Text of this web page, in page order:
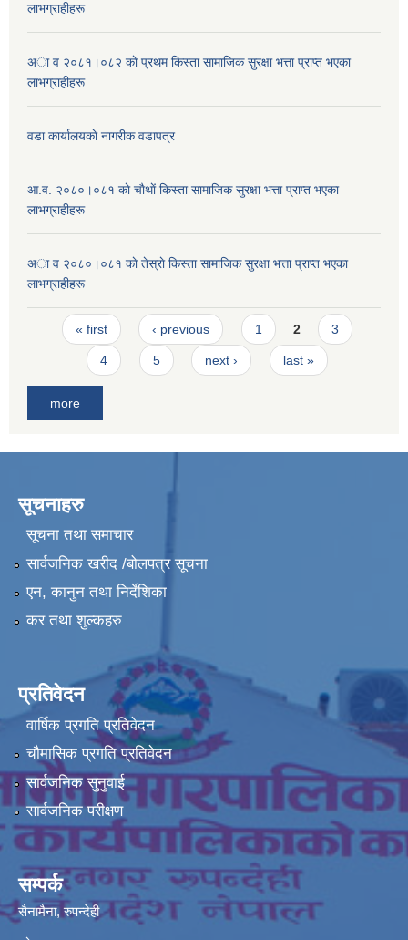
लाभग्राहीहरू
अा व २०८१।०८२ काे प्रथम किस्ता सामाजिक सुरक्षा भत्ता प्राप्त भएका
लाभग्राहीहरू
वडा कार्यालयकाे नागरीक वडापत्र
आ.व. २०८०।०८१ काे चाैथाें किस्ता सामाजिक सुरक्षा भत्ता प्राप्त भएका
लाभग्राहीहरू
अा व २०८०।०८१ काे तेस्राे किस्ता सामाजिक सुरक्षा भत्ता प्राप्त भएका
लाभग्राहीहरू
Pages
« first ‹ previous 1 2 3
4 5 next › last »
more
सूचनाहरु
सूचना तथा समाचार
सार्वजनिक खरीद /बोलपत्र सूचना
एन, कानुन तथा निर्देशिका
कर तथा शुल्कहरु
प्रतिवेदन
वार्षिक प्रगति प्रतिवेदन
चौमासिक प्रगति प्रतिवेदन
सार्वजनिक सुनुवाई
सार्वजनिक परीक्षण
सम्पर्क
सैनामैना, रुपन्देही